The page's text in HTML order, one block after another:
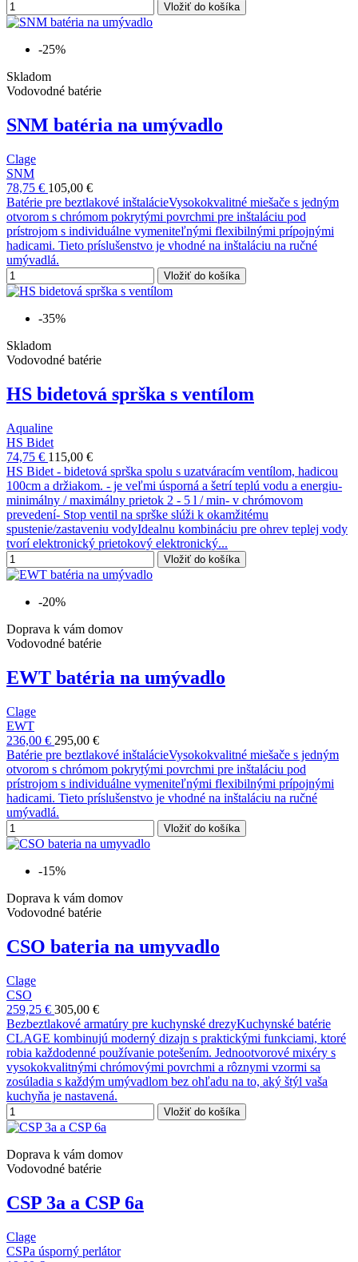
Vložiť do košíka
-25%
Skladom
Vodovodné batérie
SNM batéria na umývadlo
Clage
SNM
78,75 € 105,00 €
Batérie pre beztlakové inštalácieVysokokvalitné miešače s jedným
otvorom s chrómom pokrytými povrchmi pre inštaláciu pod
prístrojom s individuálne vymeniteľnými flexibilnými prípojnými
hadicami. Tieto príslušenstvo je vhodné na inštaláciu na ručné
umývadlá.
Vložiť do košíka
-35%
Skladom
Vodovodné batérie
HS bidetová sprška s ventílom
Aqualine
HS Bidet
74,75 € 115,00 €
HS Bidet - bidetová sprška spolu s uzatváracím ventílom, hadicou
100cm a držiakom. - je veľmi úsporná a šetrí teplú vodu a energiu-
minimálny / maximálny prietok 2 - 5 l / min- v chrómovom
prevedení- Stop ventil na sprške slúži k okamžitému
spustenie/zastaveniu vodyIdealnu kombináciu pre ohrev teplej vody
tvorí elektronický prietokový elektronický...
Vložiť do košíka
-20%
Doprava k vám domov
Vodovodné batérie
EWT batéria na umývadlo
Clage
EWT
236,00 € 295,00 €
Batérie pre beztlakové inštalácieVysokokvalitné miešače s jedným
otvorom s chrómom pokrytými povrchmi pre inštaláciu pod
prístrojom s individuálne vymeniteľnými flexibilnými prípojnými
hadicami. Tieto príslušenstvo je vhodné na inštaláciu na ručné
umývadlá.
Vložiť do košíka
-15%
Doprava k vám domov
Vodovodné batérie
CSO bateria na umyvadlo
Clage
CSO
259,25 € 305,00 €
Bezbeztlakové armatúry pre kuchynské drezyKuchynské batérie
CLAGE kombinujú moderný dizajn s praktickými funkciami, ktoré
robia každodenné používanie potešením. Jednootvorové mixéry s
vysokokvalitnými chrómovými povrchmi a rôznymi vzormi sa
zosúladia s každým umývadlom bez ohľadu na to, aký štýl vaša
kuchyňa je nastavená.
Vložiť do košíka
Doprava k vám domov
Vodovodné batérie
CSP 3a a CSP 6a
Clage
CSPa úsporný perlátor